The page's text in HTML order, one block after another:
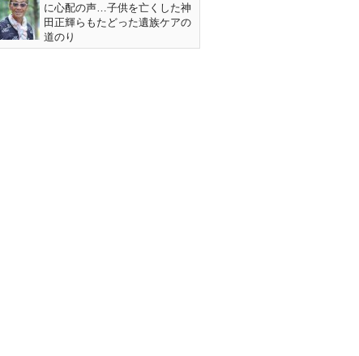
に心配の声…子供を亡くした神
田正輝らもたどった遺族ケアの
道のり